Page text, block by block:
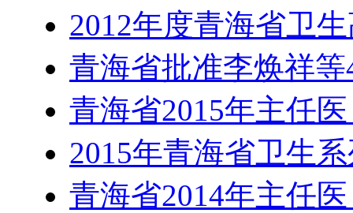
2012年度青海省卫
青海省批准李焕祥
青海省2015年主任
2015年青海省卫生
青海省2014年主任